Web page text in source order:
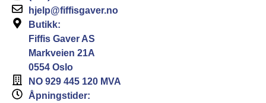
hjelp@fiffisgaver.no
Butikk:
Fiffis Gaver AS
Markveien 21A
0554 Oslo
NO 929 445 120 MVA
Åpningstider: